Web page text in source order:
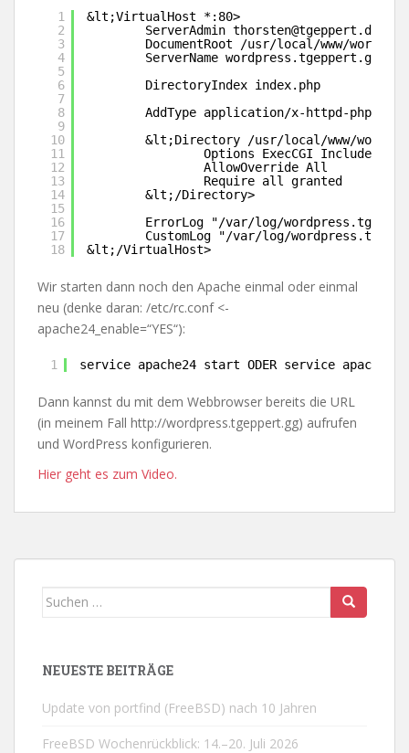
1
2
3
4
5
6
7
8
9
10
11
12
13
14
15
16
17
18
&lt;VirtualHost *:80>
ServerAdmin thorsten@tgeppert.de
DocumentRoot /usr/local/www/
ServerName wordpress.tgeppert.gg
DirectoryIndex index.php
AddType application/x-httpd-php .php
&lt;Directory /usr/local/www/
Options ExecCGI Includes
AllowOverride All
Require all granted
&lt;/Directory>
ErrorLog "/var/log/
CustomLog "/var/log/
&lt;/VirtualHost>
Wir starten dann noch den Apache einmal oder einmal
neu (denke daran: /etc/rc.conf <-
apache24_enable=“YES“):
1 service apache24 start ODER service
Dann kannst du mit dem Webbrowser bereits die URL
(in meinem Fall http://wordpress.tgeppert.gg) aufrufen
und WordPress konfigurieren.
Hier geht es zum Video.
Suchen
NEUESTE BEITRÄGE
Update von portfind (FreeBSD) nach 10 Jahren
FreeBSD Wochenrückblick: 14.–20. Juli 2026